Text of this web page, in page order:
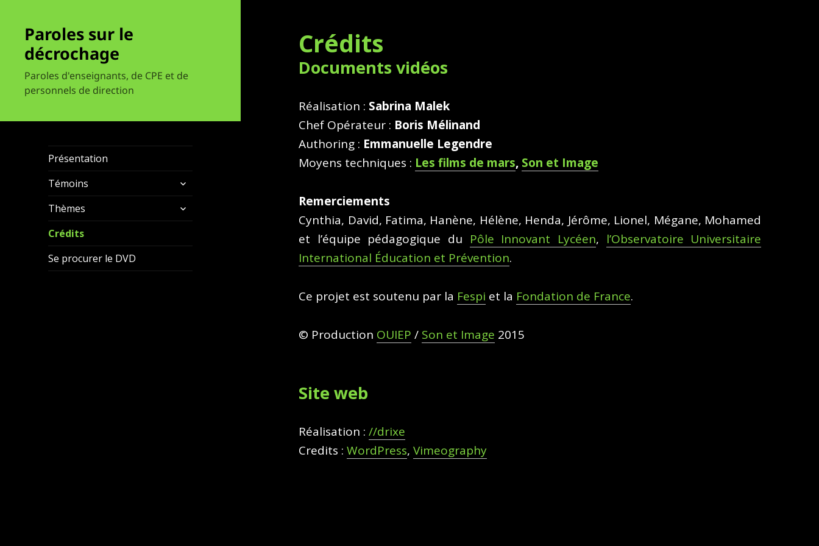
Paroles sur le
décrochage
Paroles d'enseignants, de CPE et de
personnels de direction
Présentation
Témoins
ouvrir
le
sous-
menu
Thèmes
ouvrir
le
menu
Crédits
Se procurer le DVD
Crédits
Documents vidéos
Réalisation : Sabrina Malek
Chef Opérateur : Boris Mélinand
Authoring : Emmanuelle Legendre
Moyens techniques : Les films de mars, Son et Image
Remerciements
Cynthia, David, Fatima, Hanène, Hélène, Henda, Jérôme, Lionel, Mégane, Mohamed
et l’équipe pédagogique du Pôle Innovant Lycéen, l’Observatoire Universitaire
International Éducation et Prévention.
Ce projet est soutenu par la Fespi et la Fondation de France.
© Production OUIEP / Son et Image 2015
Site web
Réalisation ://drixe
Credits :WordPress,Vimeography